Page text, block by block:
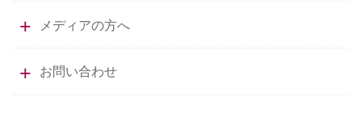
メディアの方へ
お問い合わせ